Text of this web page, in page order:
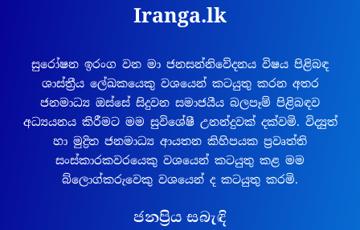
Iranga.lk
සුරෝෂන ඉරංග වන මා ජනසන්නිවේදනය විෂය පිළිබඳ
ශාස්ත්‍රීය ලේඛකයෙකු වශයෙන් කටයුතු කරන අතර
ජනමාධ්‍ය ඔස්සේ සිදුවන සමාජයීය බලපෑම් පිළිබඳව
අධ්‍යයනය කිරීමට මම සුවිශේෂී උනන්දුවක් දක්වමි. විද්‍යුත්
හා මුද්‍රිත ජනමාධ්‍ය ආයතන කිහිපයක ප්‍රවෘත්ති
සංස්කාරකවරයෙකු වශයෙන් කටයුතු කළ මම
බ්ලොග්කරුවෙකු වශයෙන් ද කටයුතු කරමි.
ජනප්‍රිය සබැඳි